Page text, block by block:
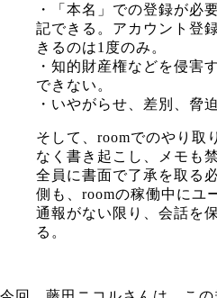
・「本名」での登録が必
記できる。アカウント登
きるのは1度のみ。
・知的財産権などを侵害
できない。
・いやがらせ、差別、脅
そして、roomでのやり取
なく書き起こし、メモも
全員に書面で了承を取る
側も、roomの稼働中にユ
通報がない限り、会話を
る。